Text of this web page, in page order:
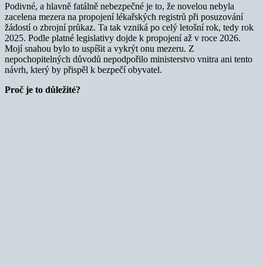
Podivné, a hlavně fatálně nebezpečné je to, že novelou nebyla
zacelena mezera na propojení lékařských registrů při posuzování
žádostí o zbrojní průkaz. Ta tak vzniká po celý letošní rok, tedy rok
2025. Podle platné legislativy dojde k propojení až v roce 2026.
Mojí snahou bylo to uspíšit a vykrýt onu mezeru. Z
nepochopitelných důvodů nepodpořilo ministerstvo vnitra ani tento
návrh, který by přispěl k bezpečí obyvatel.
Proč je to důležité?